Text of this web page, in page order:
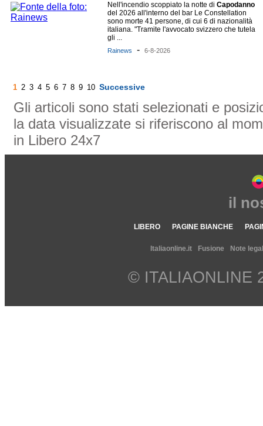
Nell'incendio scoppiato la notte di Capodanno
del 2026 all'interno del bar Le Constellation
sono morte 41 persone, di cui 6 di nazionalità
italiana. "Tramite l'avvocato svizzero che tutela
gli ...
Rainews - 6-8-2026
1 2 3 4 5 6 7 8 9 10 Successive
Gli articoli sono stati selezionati e
la data visualizzate si riferiscono al
in Libero 24x7
il
LIBERO PAGINE BIANCHE
Italiaonline.it Fusione Note
© ITALIAONLINE